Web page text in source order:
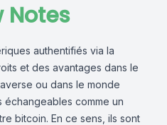
Notes
authentifiés via la
et des avantages dans le
ou dans le monde
échangeables comme un
bitcoin. En ce sens, ils sont